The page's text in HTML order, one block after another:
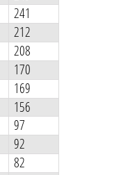
241
212
208
170
169
156
97
92
82